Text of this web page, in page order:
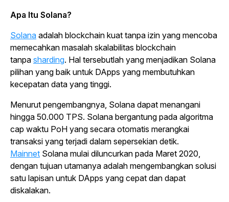
Apa Itu Solana?
Solana adalah blockchain kuat tanpa izin yang mencoba
memecahkan masalah skalabilitas blockchain
tanpa sharding. Hal tersebutlah yang menjadikan Solana
pilihan yang baik untuk DApps yang membutuhkan
kecepatan data yang tinggi.
Menurut pengembangnya, Solana dapat menangani
hingga 50.000 TPS. Solana bergantung pada algoritma
cap waktu PoH yang secara otomatis merangkai
transaksi yang terjadi dalam sepersekian detik.
Mainnet Solana mulai diluncurkan pada Maret 2020,
dengan tujuan utamanya adalah mengembangkan solusi
satu lapisan untuk DApps yang cepat dan dapat
diskalakan.